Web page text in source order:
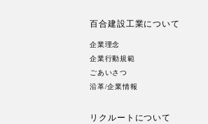
百合建設工業について
企業理念
企業行動規範
ごあいさつ
沿革/企業情報
リクルートについて